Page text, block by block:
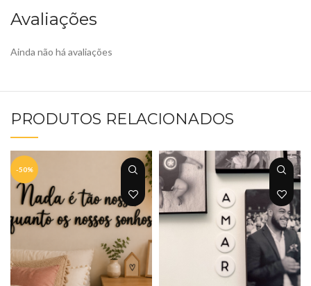
Avaliações
Ainda não há avaliações
PRODUTOS RELACIONADOS
-50%